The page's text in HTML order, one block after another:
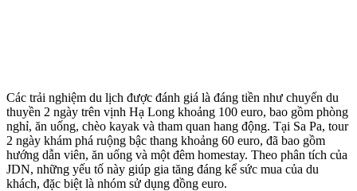
Các trải nghiệm du lịch được đánh giá là đáng tiền như chuyến du
thuyền 2 ngày trên vịnh Hạ Long khoảng 100 euro, bao gồm phòng
nghỉ, ăn uống, chèo kayak và tham quan hang động. Tại Sa Pa, tour
2 ngày khám phá ruộng bậc thang khoảng 60 euro, đã bao gồm
hướng dẫn viên, ăn uống và một đêm homestay. Theo phân tích của
JDN, những yếu tố này giúp gia tăng đáng kể sức mua của du
khách, đặc biệt là nhóm sử dụng đồng euro.